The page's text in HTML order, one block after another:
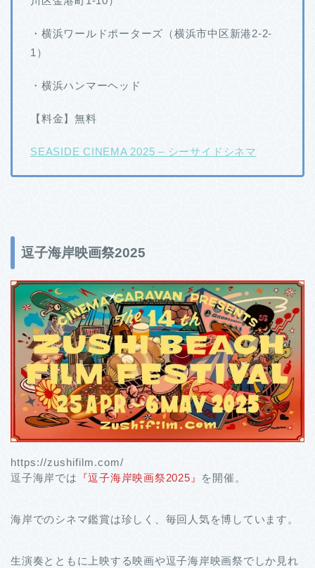
・横浜ワールドポーターズ（横浜市中区新港2-2-
1）
・横浜ハンマーヘッド
【料金】無料
SEASIDE CINEMA 2025 – シーサイドシネマ
逗子海岸映画祭2025
https://zushifilm.com/
逗子海岸では 『逗子海岸映画祭2025』 を開催。
海岸でのシネマ鑑賞は珍しく、毎回人気を博しています。
生演奏とともに上映する映画や逗子海岸映画祭でしか見れ